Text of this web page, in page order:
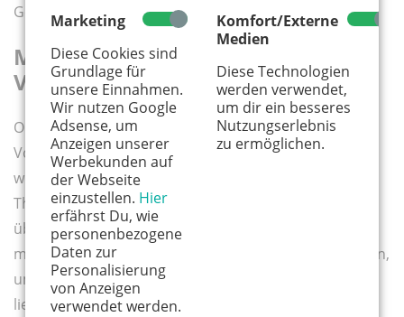
Marketing
Diese Cookies sind
Grundlage für
unsere Einnahmen.
Wir nutzen Google
Adsense, um
Anzeigen unserer
Werbekunden auf
der Webseite
einzustellen. Hier
erfährst Du, wie
personenbezogene
Daten zur
Personalisierung
von Anzeigen
verwendet werden.
Komfort/Externe
Medien
Diese Technologien
werden verwendet,
um dir ein besseres
Nutzungserlebnis
zu ermöglichen.
Geburtsurkunde mitbringen.
Mit Kindern über
Vorsorgesprechen
Ob und wie ausführlich man mit einem Kind über
Vorsorge spricht, hängt vom Alter ab und auch ein
wenig vom Kind selbst. Bis zur Grundschule wird das
Thema für die meisten zu abstrakt sein, um es
überhaupt zu verstehen. Aber auch an ein Gespräch
mit älteren Kindern sollten Eltern sensibel herangehen,
um keine Ängste zu schüren. Dazu gehört eine
liebevolle, kindgerechte Sprache, die das Thema